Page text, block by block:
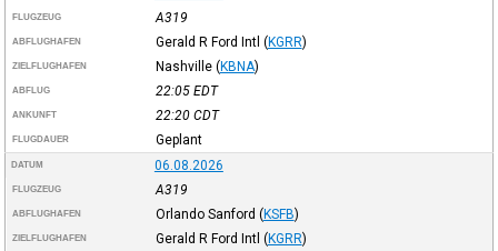
FLUGZEUG A319
ABFLUGHAFEN Gerald R Ford Intl (KGRR)
ZIELFLUGHAFEN Nashville (KBNA)
ABFLUG 22:05 EDT
ANKUNFT 22:20 CDT
FLUGDAUER Geplant
DATUM 06.08.2026
FLUGZEUG A319
ABFLUGHAFEN Orlando Sanford (KSFB)
ZIELFLUGHAFEN Gerald R Ford Intl (KGRR)